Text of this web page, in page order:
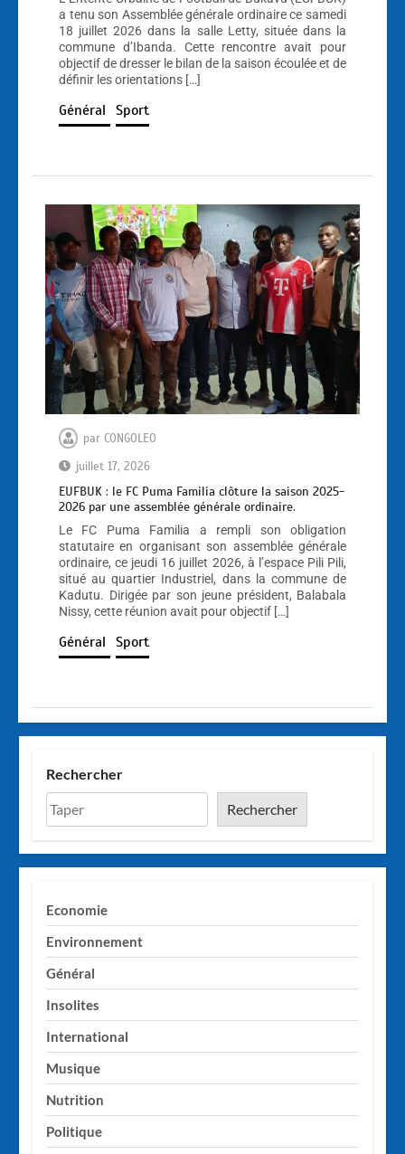
a tenu son Assemblée générale ordinaire ce samedi
18 juillet 2026 dans la salle Letty, située dans la
commune d’Ibanda. Cette rencontre avait pour
objectif de dresser le bilan de la saison écoulée et de
définir les orientations […]
Général Sport
par CONGOLEO
juillet 17, 2026
EUFBUK : le FC Puma Familia clôture la saison 2025-
2026 par une assemblée générale ordinaire.
Le FC Puma Familia a rempli son obligation
statutaire en organisant son assemblée générale
ordinaire, ce jeudi 16 juillet 2026, à l’espace Pili Pili,
situé au quartier Industriel, dans la commune de
Kadutu. Dirigée par son jeune président, Balabala
Nissy, cette réunion avait pour objectif […]
Général Sport
Rechercher
Rechercher
Economie
Environnement
Général
Insolites
International
Musique
Nutrition
Politique